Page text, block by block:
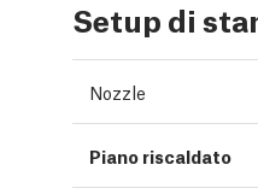
Setup di
Nozzle
Piano riscaldato